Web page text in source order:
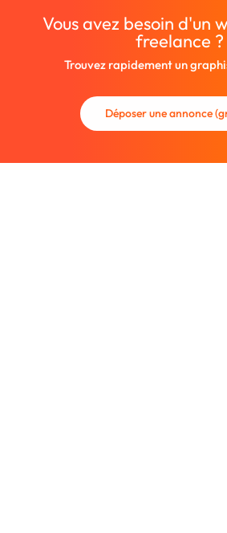
Vous avez besoin d'un
freelance ?
Trouvez rapidement un
Déposer une annonce